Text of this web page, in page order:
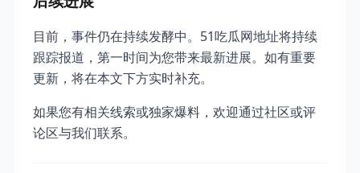
目前，事件仍在持续发酵中。51吃瓜网地址将持续
跟踪报道，第一时间为您带来最新进展。如有重要
更新，将在本文下方实时补充。
如果您有相关线索或独家爆料，欢迎通过社区或评
论区与我们联系。